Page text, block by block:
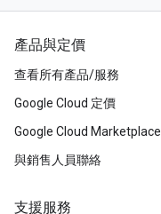
產品與定價
查看所有產品/服務
Google Cloud 定價
Google Cloud Marketplace
與銷售人員聯絡
支援服務